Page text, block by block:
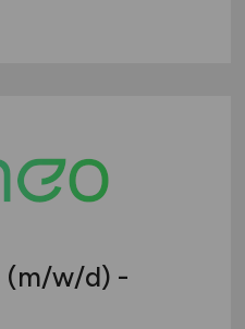
(m/w/d) -